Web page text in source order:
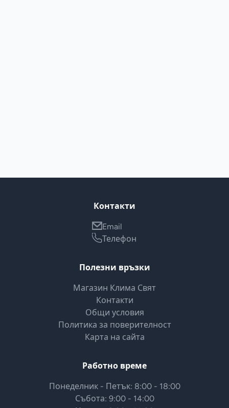
Контакти
Email
Телефон
Полезни връзки
Магазин Клима Свят
Контакти
Общи условия
Политика за поверителност
Карта на сайта
Работно време
Понеделник - Петък: 8:00 - 18:00
Събота: 9:00 - 14:00